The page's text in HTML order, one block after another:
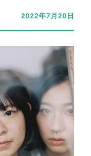
2022年7月20日